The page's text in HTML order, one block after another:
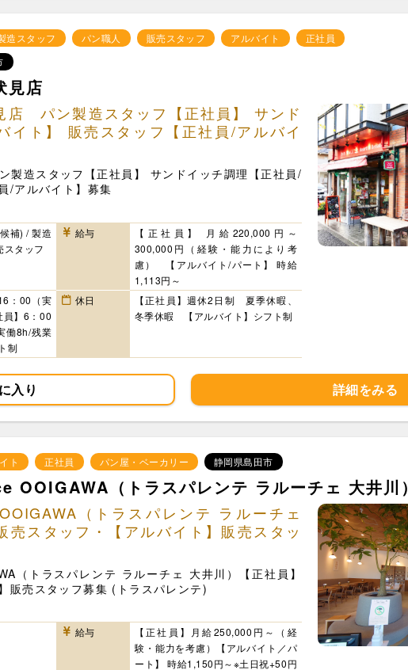
造スタッフ パン職人 販売スタッフ アルバイト
正社員
見店
店 パン製造スタッフ【正社員】 サンド
イト】 販売スタッフ【正社員/アルバイ
造スタッフ【正社員】 サンドイッチ調理【正社員/
/アルバイト】募集
補) / 製造
スタッフ
給与
【正社員】 月給220,000円～
300,000円（経験・能力により考
慮） 【アルバイト/パート】 時給
1,113円～
：00（実
員】6：00
働8h/残業
制
休日
【正社員】週休2日制 夏季休暇、
冬季休暇 【アルバイト】シフト制
入り 詳細をみる
ト 正社員 パン屋・ベーカリー 静岡県島田市
OOIGAWA（トラスパレンテ ラルーチェ 大井川）
（トラスパレンテ ラルーチェ
売スタッフ・【アルバイト】販売スタッ
（トラスパレンテ ラルーチェ 大井川）【正社員】
販売スタッフ募集 (トラスパレンテ)
給与
【正社員】月給250,000円～（経
験・能力を考慮）【アルバイト／パ
ート】 時給1,150円～※土日祝+50円